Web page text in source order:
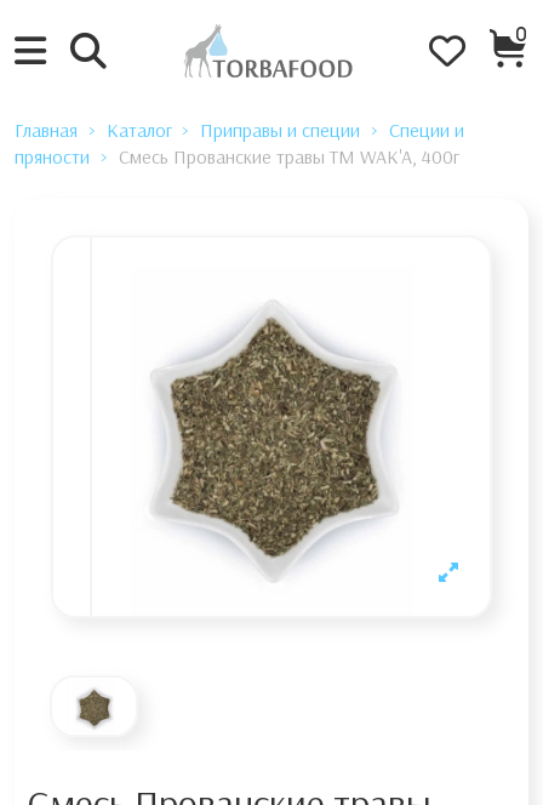
0
Главная Каталог Приправы и специи
Специи и
пряности
Смесь Прованские травы ТМ WAK'A, 400г